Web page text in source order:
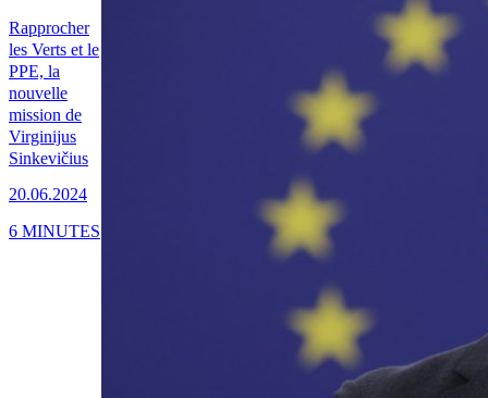
Rapprocher
les Verts et le
PPE, la
nouvelle
mission de
Virginijus
Sinkevičius
20.06.2024
6 MINUTES